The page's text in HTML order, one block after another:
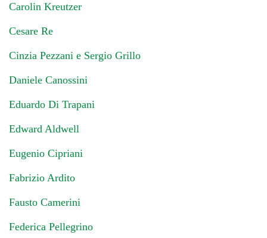
Carolin Kreutzer
Cesare Re
Cinzia Pezzani e Sergio Grillo
Daniele Canossini
Eduardo Di Trapani
Edward Aldwell
Eugenio Cipriani
Fabrizio Ardito
Fausto Camerini
Federica Pellegrino